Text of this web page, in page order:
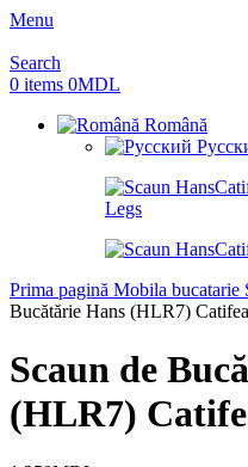
Menu
Search
0 items 0MDL
Română
Prima pagină Mobila bucatarie
Bucătărie Hans (HLR7)
Scaun de
(HLR7)